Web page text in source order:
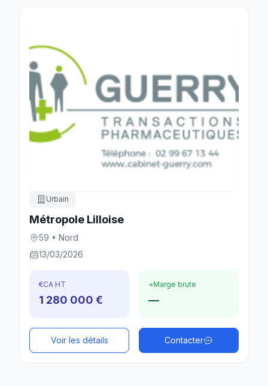
Urbain
Métropole Lilloise
59 • Nord
13/03/2026
€CA HT
1 280 000 €
+Marge brute
—
Voir les détails Contacter